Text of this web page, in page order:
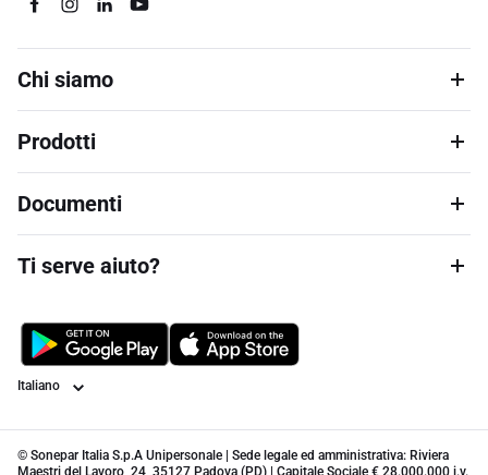
Chi siamo
Prodotti
Documenti
Ti serve aiuto?
Lingua
© Sonepar Italia S.p.A Unipersonale | Sede legale ed amministrativa: Riviera
Maestri del Lavoro, 24, 35127 Padova (PD) | Capitale Sociale € 28.000.000 i.v.